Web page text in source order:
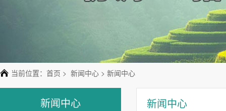
当前位置： 首页 > 新闻中心 > 新闻中心
新闻中心 新闻中心